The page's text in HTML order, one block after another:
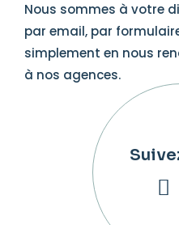
Nous sommes à votre
par email, par
simplement en nous
à nos agences.